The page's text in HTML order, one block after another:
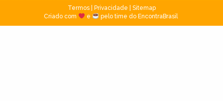
Termos| Privacidade
Sitemap
Criado com
e pelo time do EncontraBrasil